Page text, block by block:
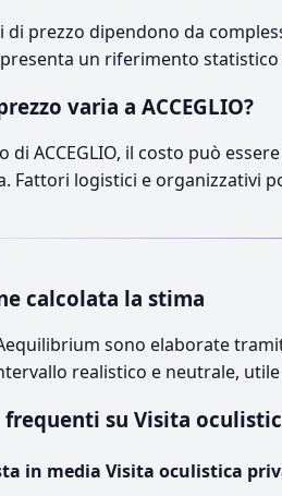
di prezzo dipendono da
un riferimento
varia a ACCEGLIO?
di ACCEGLIO, il costo può
Fattori logistici e organizzativi
calcolata la stima
sono elaborate
realistico e neutrale,
su Visita
in media Visita oculistica